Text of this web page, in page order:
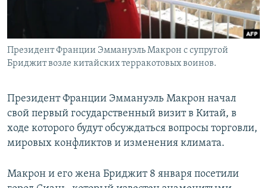
Президент Франции Эммануэль Макрон с супругой
Бриджит возле китайских терракотовых воинов.
Президент Франции Эммануэль Макрон начал
свой первый государственный визит в Китай, в
ходе которого будут обсуждаться вопросы торговли,
мировых конфликтов и изменения климата.
Макрон и его жена Бриджит 8 января посетили